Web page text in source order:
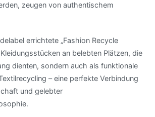
zeugen von authentischem
errichtete „Fashion Recycle
an belebten Plätzen, die
dienten, sondern auch als funktionale
– eine perfekte Verbindung
und gelebter